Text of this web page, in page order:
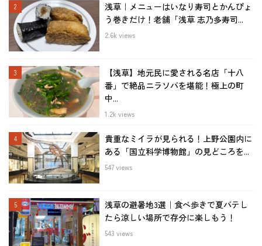
浅草｜メニューはいなり寿司とかんぴょ
う巻きだけ！老舗「浅草 志乃多寿司...
2.6k views
【浅草】地元民に愛される名店「十八
番」で絶品ニラソバを堪能！極上の町
中...
1.2k views
貴重なミイラが見られる！上野公園内に
ある「国立科学博物館」の見どころを...
547 views
浅草の避暑地3選｜食べ歩きで夏バテし
たら涼しい場所で存分に楽しもう！
543 views